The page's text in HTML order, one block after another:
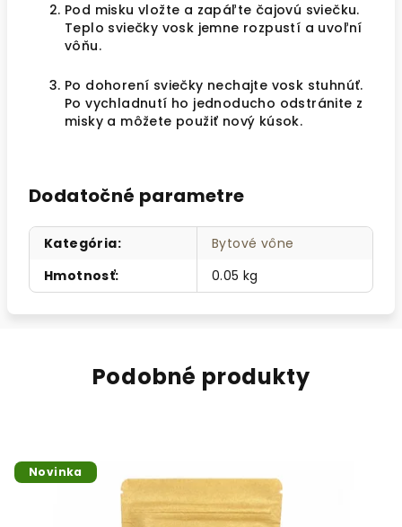
Pod misku vložte a zapáľte čajovú sviečku.
Teplo sviečky vosk jemne rozpustí a uvoľní
vôňu.
Po dohorení sviečky nechajte vosk stuhnúť.
Po vychladnutí ho jednoducho odstránite z
misky a môžete použiť nový kúsok.
Dodatočné parametre
Kategória:
Bytové vône
Hmotnosť: 0.05 kg
Podobné produkty
Novinka